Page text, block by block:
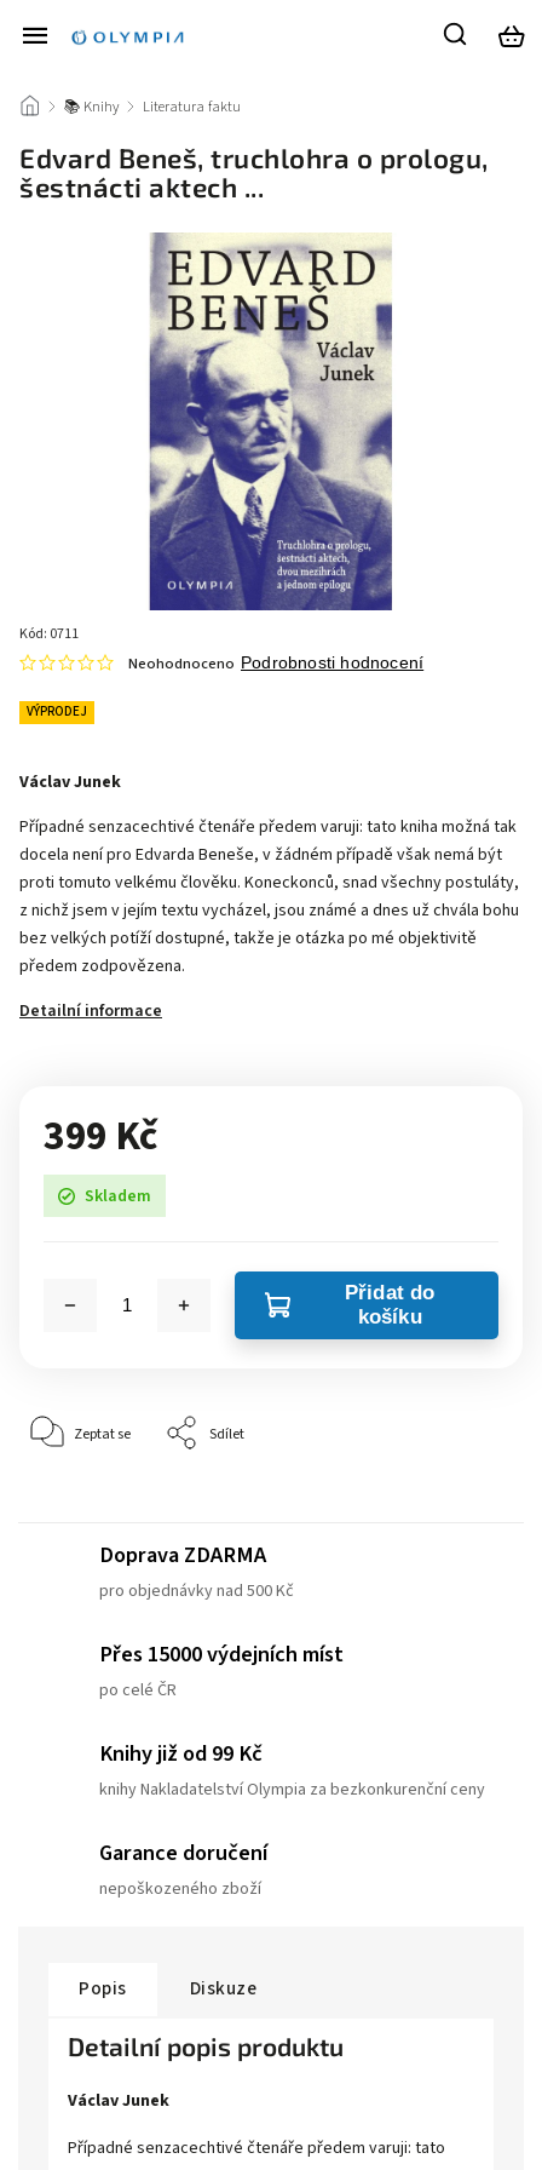
/ 📚 Knihy / Literatura faktu
Edvard Beneš, truchlohra o prologu,
šestnácti aktech ...
Kód: 0711
VÝPRODEJ
Neohodnoceno Podrobnosti hodnocení
Václav Junek
Případné senzacechtivé čtenáře předem varuji: tato kniha možná tak
docela není pro Edvarda Beneše, v žádném případě však nemá být
proti tomuto velkému člověku. Koneckonců, snad všechny postuláty,
z nichž jsem v jejím textu vycházel, jsou známé a dnes už chvála bohu
bez velkých potíží dostupné, takže je otázka po mé objektivitě
předem zodpovězena.
Detailní informace
399 Kč
Skladem
Přidat do
košíku
Zeptat se Sdílet
Doprava ZDARMA
pro objednávky nad 500 Kč
Přes 15000 výdejních míst
po celé ČR
Knihy již od 99 Kč
knihy Nakladatelství Olympia za bezkonkurenční ceny
Garance doručení
nepoškozeného zboží
Popis Diskuze
Detailní popis produktu
Václav Junek
Případné senzacechtivé čtenáře předem varuji: tato